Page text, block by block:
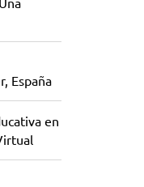
España
en